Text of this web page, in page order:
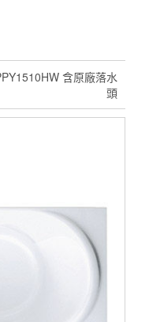
含原廠落水
頭